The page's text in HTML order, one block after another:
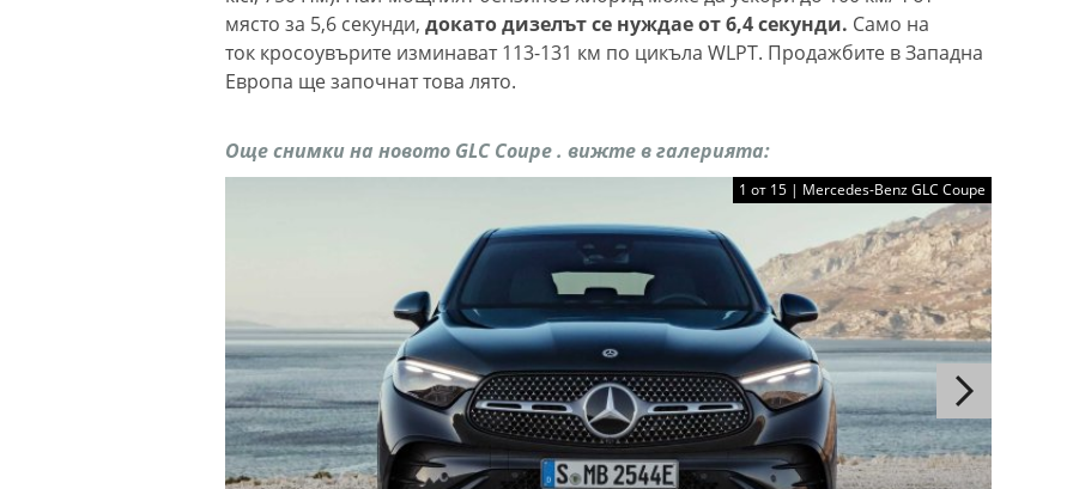
място за 5,6 секунди, докато дизелът се нуждае от 6,4 секунди. Само на
ток кросоувърите изминават 113-131 км по цикъла WLPT. Продажбите в Западна
Европа ще започнат това лято.
Още снимки на новото GLC Coupe . вижте в галерията:
1 от 15 | Mercedes-Benz GLC Coupe